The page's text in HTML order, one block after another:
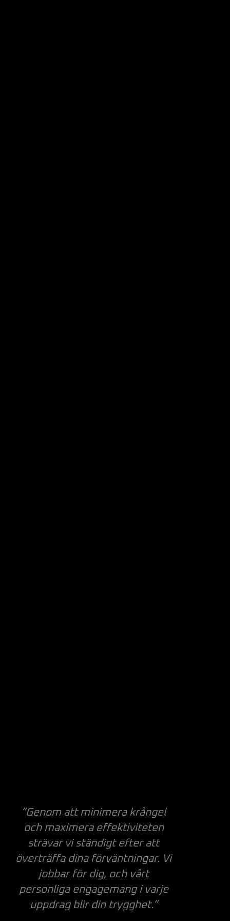
”Genom att minimera krångel
och maximera effektiviteten
strävar vi ständigt efter att
överträffa dina förväntningar. Vi
jobbar för dig, och vårt
personliga engagemang i varje
uppdrag blir din trygghet.”